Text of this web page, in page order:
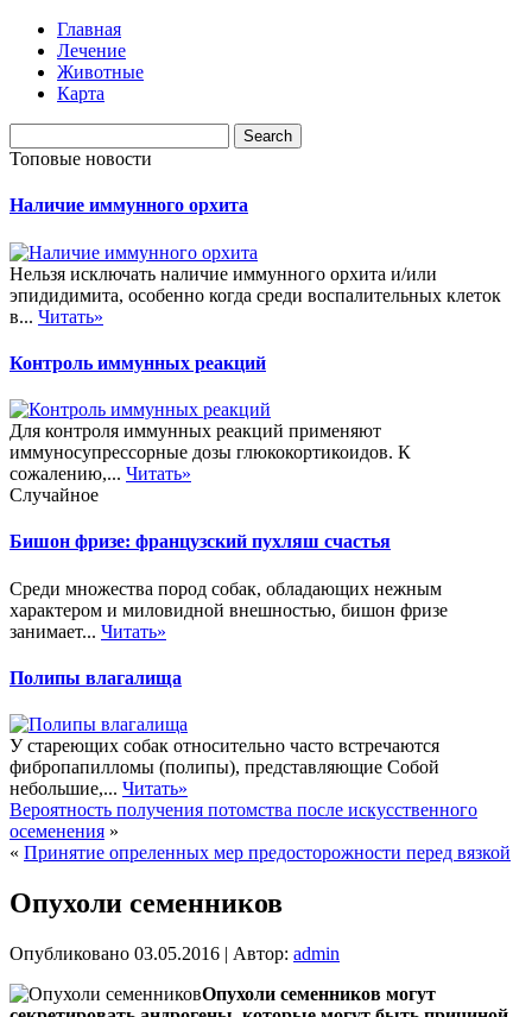
Главная
Лечение
Животные
Карта
Топовые новости
Наличие иммунного орхита
Нельзя исключать наличие иммунного орхита и/или
эпидидимита, особенно когда среди воспалительных клеток
в... Читать»
Контроль иммунных реакций
Для контроля иммунных реакций применяют
иммуносупрессорные дозы глюкокортикоидов. К
сожалению,... Читать»
Случайное
Бишон фризе: французский пухляш счастья
Среди множества пород собак, обладающих нежным
характером и миловидной внешностью, бишон фризе
занимает... Читать»
Полипы влагалища
У стареющих собак относительно часто встречаются
фибропапилломы (полипы), представляющие Собой
небольшие,... Читать»
Вероятность получения потомства после искусственного
осеменения »
« Принятие опреленных мер предосторожности перед вязкой
Опухоли семенников
Опубликовано 03.05.2016 | Автор: admin
Опухоли семенников могут